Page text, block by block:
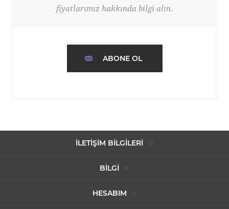
fiyatlarımız hakkında bilgi alın.
ABONE OL
İLETIŞIM BILGILERI
BILGI
HESABIM